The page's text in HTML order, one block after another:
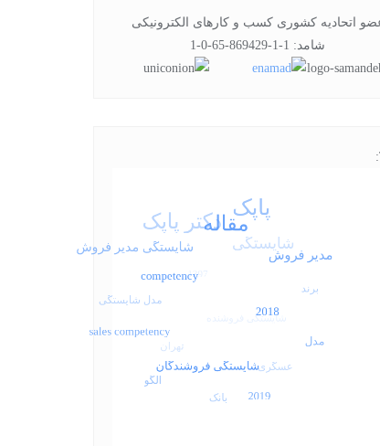
اتحادیه کشوری کسب و کارهای الکترونیکی
شامد: 1-1-869429-65-0-1